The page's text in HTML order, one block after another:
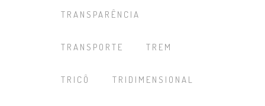
TRANSPARÊNCIA
TRANSPORTE TREM
TRICÔ TRIDIMENSIONAL